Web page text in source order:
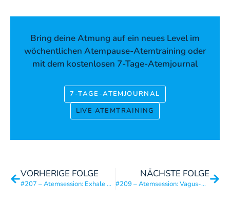
Bring deine Atmung auf ein neues Level im
wöchentlichen Atempause-Atemtraining oder
mit dem kostenlosen 7-Tage-Atemjournal
7-TAGE-ATEMJOURNAL
LIVE ATEMTRAINING
VORHERIGE FOLGE
#207 – Atemsession: Exhale Fokus – 27 Minuten tiefe Entspannung und Regeneration
NÄCHSTE FOLGE
#209 – Atemsession: Vagus-Power & Pure Regeneration